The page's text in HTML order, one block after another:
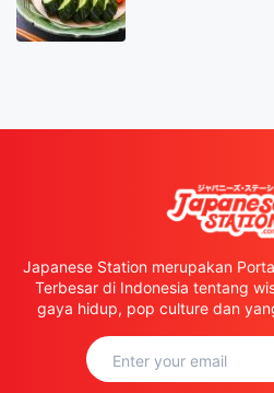
Japanese Station merupakan
Terbesar di Indonesia tentang
gaya hidup, pop culture dan